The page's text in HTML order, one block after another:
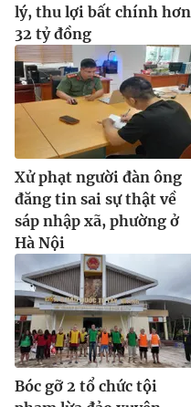
lý, thu lợi bất chính hơn
32 tỷ đồng
Xử phạt người đàn ông
đăng tin sai sự thật về
sáp nhập xã, phường ở
Hà Nội
Bóc gỡ 2 tổ chức tội